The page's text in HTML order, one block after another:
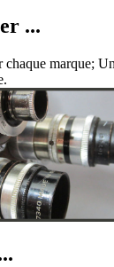
...
chaque marque;